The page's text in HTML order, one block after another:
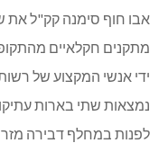
אבו חוף סימנה קק"ל את
מתקנים חקלאיים
ידי אנשי המקצוע של
נמצאות שתי בארות